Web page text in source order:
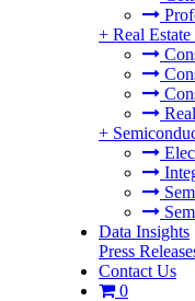
+ Real
+
Data Insights
Press
Contact Us
0